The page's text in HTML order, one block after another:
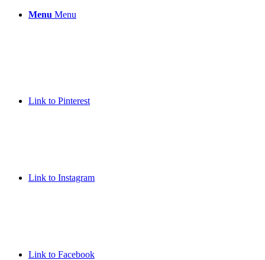
Menu Menu
Link to Pinterest
Link to Instagram
Link to Facebook